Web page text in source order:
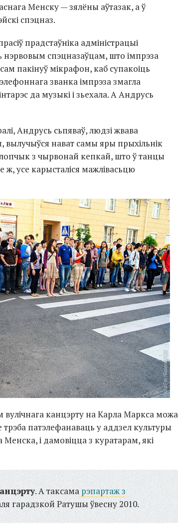
Менску — зялёны аўтазак, а ў
спэцназ.
прадстаўніка адміністрацыі
спэцназаўцам, што імпрэза
пакінуў мікрафон, каб супакоіць
званка імпрэза змагла
да музыкі і зьехала. А Андрусь
Андрусь сьпяваў, людзі жвава
вылучыўся нават самы яры прыхільнік
з чырвонай кепкай, што ў танцы
усе карысталіся мажлівасьцю
вулічнага канцэрту на Карла Маркса можа
патэлефанаваць у аддзел культуры
Менска, і дамовіцца з куратарам, які
. А таксамарэпартаж з
гарадзкой Ратушы ўвесну 2010.